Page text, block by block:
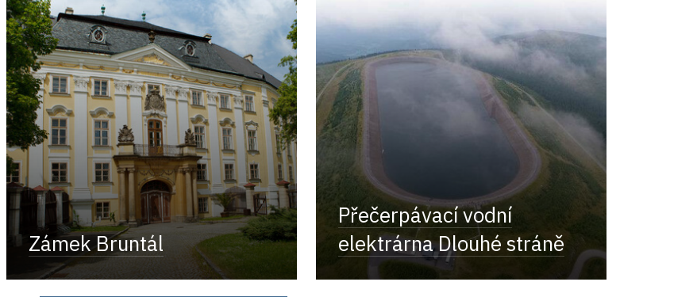
Zámek Bruntál
Přečerpávací vodní
elektrárna Dlouhé stráně